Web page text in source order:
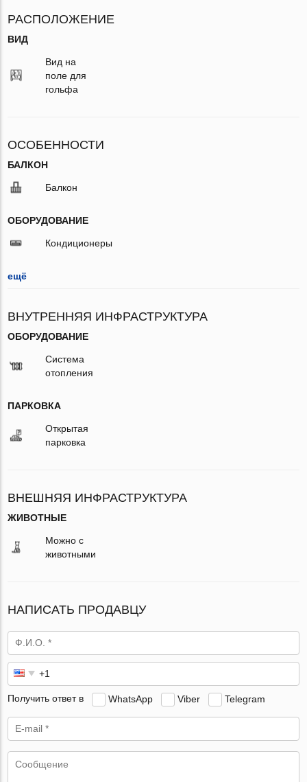
РАСПОЛОЖЕНИЕ
ВИД
Вид на
поле для
гольфа
ОСОБЕННОСТИ
БАЛКОН
Балкон
ОБОРУДОВАНИЕ
Кондиционеры
ещё
ВНУТРЕННЯЯ ИНФРАСТРУКТУРА
ОБОРУДОВАНИЕ
Система
отопления
ПАРКОВКА
Открытая
парковка
ВНЕШНЯЯ ИНФРАСТРУКТУРА
ЖИВОТНЫЕ
Можно с
животными
НАПИСАТЬ ПРОДАВЦУ
Получить ответ в WhatsApp Viber Telegram